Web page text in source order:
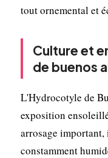
tout ornemental et
Culture et
de buenos
L'Hydrocotyle de
exposition
arrosage important,
constamment